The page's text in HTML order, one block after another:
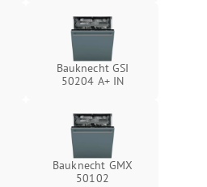
Bauknecht GSI
50204 A+ IN
Bauknecht GMX
50102